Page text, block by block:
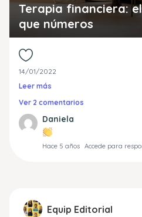
Terapia financiera:
que números
14/01/2022
Leer más
Ver 2 comentarios
Daniela
Hace 5 años Accede para
Equip Editorial